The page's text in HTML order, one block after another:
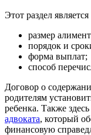
Этот раздел
размер
порядок и
форма выплат;
способ
Договор о
родителям
ребенка. Также
адвоката, который
финансовую